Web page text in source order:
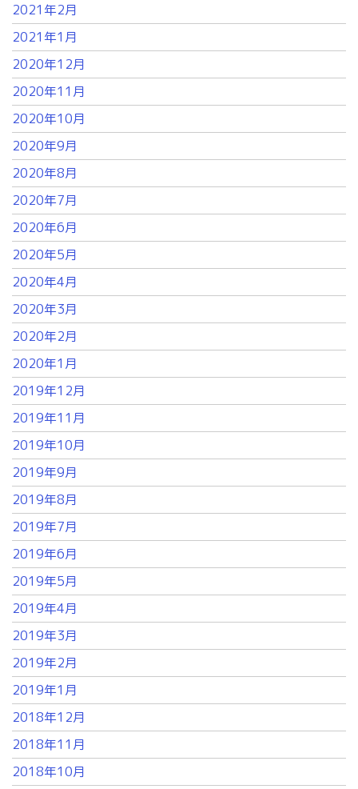
2021年2月
2021年1月
2020年12月
2020年11月
2020年10月
2020年9月
2020年8月
2020年7月
2020年6月
2020年5月
2020年4月
2020年3月
2020年2月
2020年1月
2019年12月
2019年11月
2019年10月
2019年9月
2019年8月
2019年7月
2019年6月
2019年5月
2019年4月
2019年3月
2019年2月
2019年1月
2018年12月
2018年11月
2018年10月